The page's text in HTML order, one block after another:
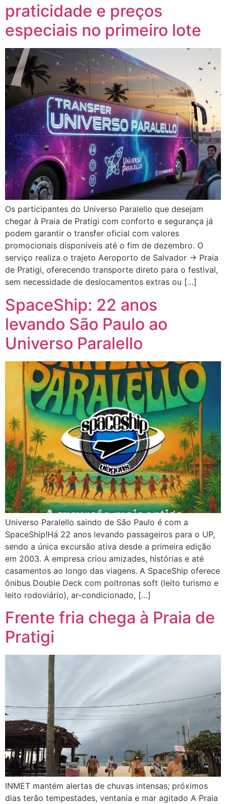
praticidade e preços
especiais no primeiro lote
Os participantes do Universo Paralello que desejam
chegar à Praia de Pratigi com conforto e segurança já
podem garantir o transfer oficial com valores
promocionais disponíveis até o fim de dezembro. O
serviço realiza o trajeto Aeroporto de Salvador → Praia
de Pratigi, oferecendo transporte direto para o festival,
sem necessidade de deslocamentos extras ou […]
SpaceShip: 22 anos
levando São Paulo ao
Universo Paralello
Universo Paralello saindo de São Paulo é com a
SpaceShip!Há 22 anos levando passageiros para o UP,
sendo a única excursão ativa desde a primeira edição
em 2003. A empresa criou amizades, histórias e até
casamentos ao longo das viagens. A SpaceShip oferece
ônibus Double Deck com poltronas soft (leito turismo e
leito rodoviário), ar-condicionado, […]
Frente fria chega à Praia de
Pratigi
INMET mantém alertas de chuvas intensas; próximos
dias terão tempestades, ventania e mar agitado A Praia